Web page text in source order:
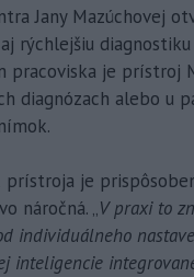
Jany Mazúchovej
rýchlejšiu
pracoviska je prístroj
diagnózach alebo u
prístroja je
náročná. „V praxi to
individuálneho
inteligencie